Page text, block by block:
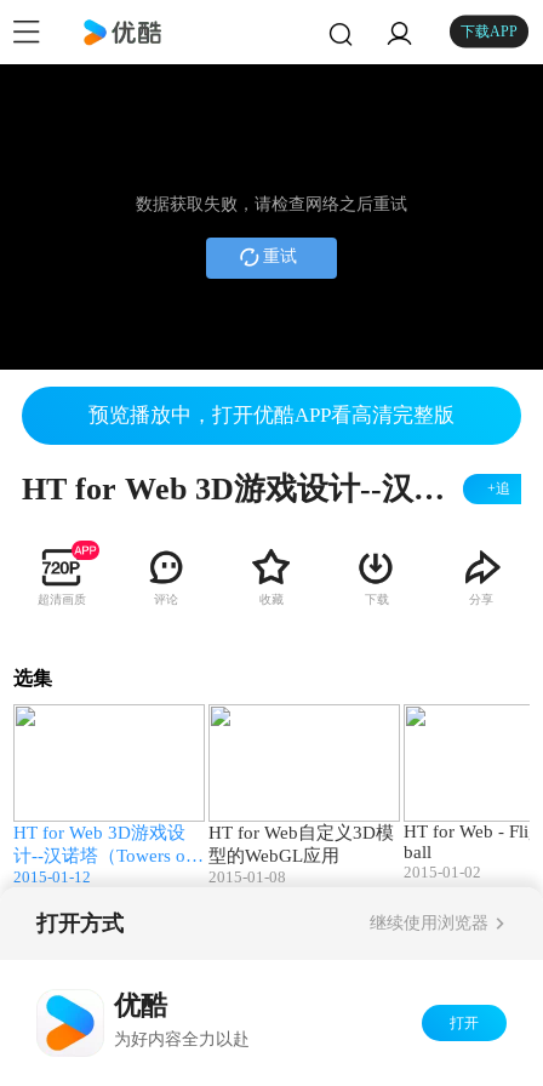
下载APP
数据获取失败，请检查网络之后重试
重试
预览播放中，打开优酷APP看高清完整版
HT for Web 3D游戏设计--汉诺塔（Towers of Hanoi） +追
超清画质 评论 收藏 下载 分享
选集
HT for Web 3D游戏设
计--汉诺塔（Towers of
Hanoi）
2015-01-12
HT for Web自定义3D模
型的WebGL应用
2015-01-08
HT for Web -
ball
2015-01-02
打开方式 继续使用浏览器
优酷
为好内容全力以赴
打开